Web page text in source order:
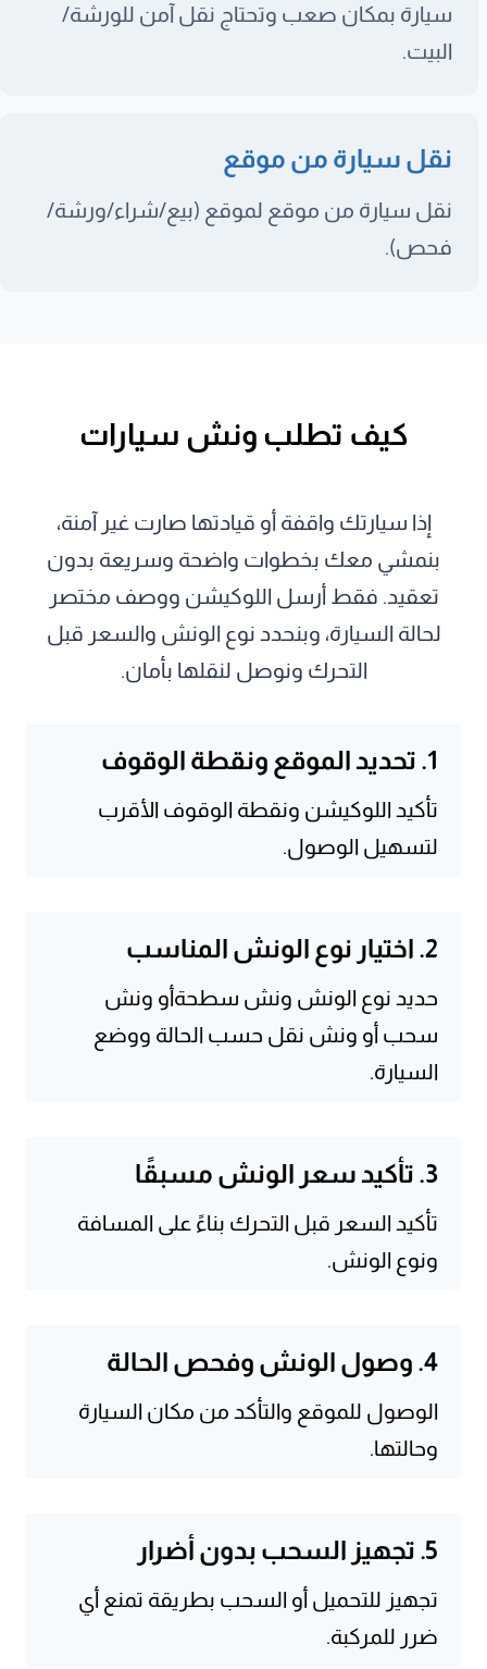
سيارة بمكان صعب وتحتاج نقل آمن للورشة/
البيت.
نقل سيارة من موقع
نقل سيارة من موقع لموقع (بيع/شراء/ورشة/
فحص).
كيف تطلب ونش سيارات
إذا سيارتك واقفة أو قيادتها صارت غير آمنة،
بنمشي معك بخطوات واضحة وسريعة بدون
تعقيد. فقط أرسل اللوكيشن ووصف مختصر
لحالة السيارة، وبنحدد نوع الونش والسعر قبل
التحرك ونوصل لنقلها بأمان.
1. تحديد الموقع ونقطة الوقوف
تأكيد اللوكيشن ونقطة الوقوف الأقرب
لتسهيل الوصول.
2. اختيار نوع الونش المناسب
حديد نوع الونش ونش سطحةأو ونش
سحب أو ونش نقل حسب الحالة ووضع
السيارة.
3. تأكيد سعر الونش مسبقًا
تأكيد السعر قبل التحرك بناءً على المسافة
ونوع الونش.
4. وصول الونش وفحص الحالة
الوصول للموقع والتأكد من مكان السيارة
وحالتها.
5. تجهيز السحب بدون أضرار
تجهيز للتحميل أو السحب بطريقة تمنع أي
ضرر للمركبة.